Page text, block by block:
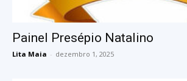
Painel Presépio Natalino
Lita Maia - dezembro 1, 2025